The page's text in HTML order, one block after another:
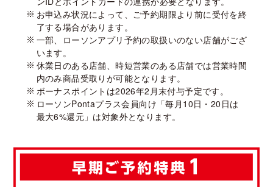
お申込み状況によって、ご予約期限より前に受付を終
了する場合があります。
一部、ローソンアプリ予約の取扱いのない店舗がござ
います。
休業日のある店舗、時短営業のある店舗では営業時間
内のみ商品受取りが可能となります。
ボーナスポイントは2026年2月末付与予定です。
ローソンPontaプラス会員向け「毎月10日・20日は
最大6%還元」は対象外となります。